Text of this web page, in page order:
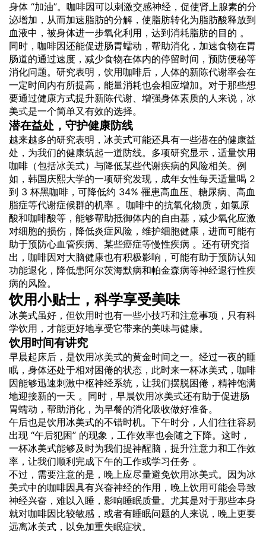
身体 “加油”。咖啡因可以刺激交感神经，促使肾上腺素的分
泌增加，从而加速脂肪的分解，使脂肪转化为脂肪酸释放到
血液中，被身体进一步氧化利用，达到消耗脂肪的目的 。
同时，咖啡因还能促进肠胃蠕动，帮助消化，加速食物在胃
肠道的通过速度，减少食物在体内的停留时间，预防便秘等
消化问题。研究表明， 饮用咖啡后，人体的新陈代谢率会在
一定时间内有所提高，能量消耗也会相应增加。对于那些想
要通过健康方式提升新陈代谢、增强身体素质的人来说，冰
美式是一个简单又有效的选择。
潜在益处，守护健康防线
越来越多的研究表明，冰美式可能还具有一些潜在的健康益
处，为我们的健康筑起一道防线。多项研究显示，适量饮用
咖啡（包括冰美式）与降低某些代谢疾病的风险相关。例
如，韩国庆熙大学的一项研究发现，成年女性每天适量喝 2
到 3 杯黑咖啡，可降低约 34% 罹患高血压、糖尿病、高血
脂症等代谢症候群的机率 。咖啡中的抗氧化物质，如氯原
酸和咖啡酸等，能够帮助抵御体内的自由基，减少氧化应激
对细胞的损伤，降低炎症风险，维护细胞健康，进而可能有
助于预防心血管疾病、某些癌症等慢性疾病 。还有研究指
出，咖啡因对大脑健康也有积极影响，可能有助于预防认知
功能退化，降低患阿尔茨海默病和帕金森病等神经退行性疾
病的风险。
饮用小贴士，科学享受美味
冰美式虽好，但饮用时也有一些小技巧和注意事项，只有科
学饮用，才能更好地享受它带来的美味与健康。
饮用时间有讲究
早晨起床后，是饮用冰美式的黄金时间之一。经过一夜的睡
眠，身体还处于相对困倦的状态，此时来一杯冰美式，咖啡
因能够迅速刺激中枢神经系统，让我们摆脱困倦，精神饱满
地迎接新的一天 。同时，早晨饮用冰美式还有助于促进肠
胃蠕动，帮助消化，为早餐的消化吸收做好准备。
午后也是饮用冰美式的不错时机。下午时分，人们往往容易
出现 “午后犯困” 的现象，工作效率也会随之下降。这时，
一杯冰美式能够及时为我们提神醒脑，提升注意力和工作效
率，让我们顺利完成下午的工作或学习任务 。
不过，需要注意的是，晚上应尽量避免饮用冰美式。因为冰
美式中的咖啡因具有兴奋神经的作用，晚上饮用可能会导致
神经兴奋，难以入睡，影响睡眠质量。尤其是对于那些本身
就对咖啡因比较敏感，或者有睡眠问题的人来说，晚上更要
远离冰美式，以免加重失眠症状。